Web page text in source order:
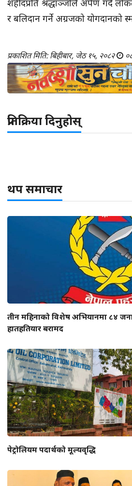
शहीदप्रति श्रद्धाञ्जलि अर्पण गर्दै
र बलिदान गर्ने अग्रजको योगदानको
प्रकाशित मिति: बिहीबार, जेठ १५, २०८२
प्रतिक्रिया दिनुहोस्
थप समाचार
तीन महिनाको विशेष अभियानमा ८४
हातहतियार बरामद
पेट्रोलियम पदार्थको मूल्यवृद्धि